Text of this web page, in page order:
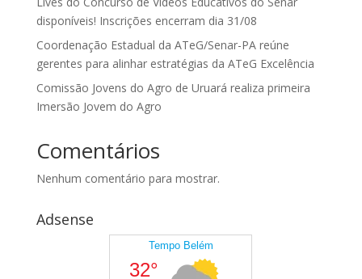
disponíveis! Inscrições encerram dia 31/08
Coordenação Estadual da ATeG/Senar-PA reúne
gerentes para alinhar estratégias da ATeG Excelência
Comissão Jovens do Agro de Uruará realiza primeira
Imersão Jovem do Agro
Comentários
Nenhum comentário para mostrar.
Adsense